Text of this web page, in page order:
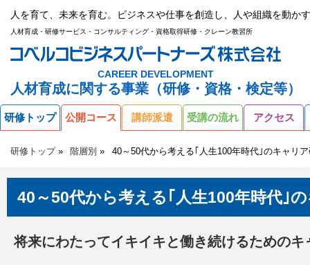
人を育て、未来を育む。ビジネスや仕事を創造し、人や組織を動か
人材育成・研修サービス・コンサルティング・資格取得研修・クレーン教習所
CAREER DEVELOPMENT
人材育成に関する事業（研修・資格・検定等）
研修トップ 公開コース 講師派遣 受講の流れ アクセス
研修トップ 階層別 40～50代から考える｢人生100年時代｣のキャリ
40～50代から考える｢人生100年時代｣
将来にわたってイキイキと働き続けるための